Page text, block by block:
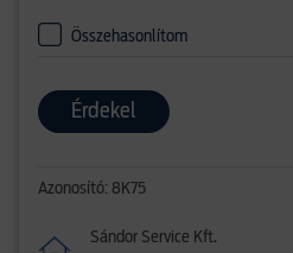
Összehasonlítom
Érdekel
Azonosító: 8K75
Sándor Service Kft.